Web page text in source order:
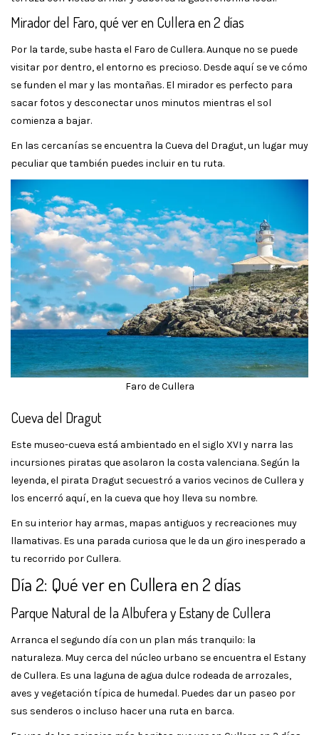
Mirador del Faro, qué ver en Cullera en 2 días
Por la tarde, sube hasta el Faro de Cullera. Aunque no se puede
visitar por dentro, el entorno es precioso. Desde aquí se ve cómo
se funden el mar y las montañas. El mirador es perfecto para
sacar fotos y desconectar unos minutos mientras el sol
comienza a bajar.
En las cercanías se encuentra la Cueva del Dragut, un lugar muy
peculiar que también puedes incluir en tu ruta.
Faro de Cullera
Cueva del Dragut
Este museo-cueva está ambientado en el siglo XVI y narra las
incursiones piratas que asolaron la costa valenciana. Según la
leyenda, el pirata Dragut secuestró a varios vecinos de Cullera y
los encerró aquí, en la cueva que hoy lleva su nombre.
En su interior hay armas, mapas antiguos y recreaciones muy
llamativas. Es una parada curiosa que le da un giro inesperado a
tu recorrido por Cullera.
Día 2: Qué ver en Cullera en 2 días
Parque Natural de la Albufera y Estany de Cullera
Arranca el segundo día con un plan más tranquilo: la
naturaleza. Muy cerca del núcleo urbano se encuentra el Estany
de Cullera. Es una laguna de agua dulce rodeada de arrozales,
aves y vegetación típica de humedal. Puedes dar un paseo por
sus senderos o incluso hacer una ruta en barca.